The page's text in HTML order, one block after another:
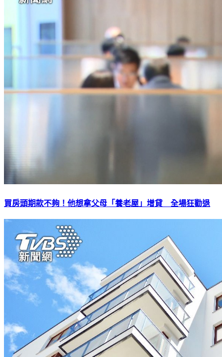
買房頭期款不夠！他想拿父母「養老屋」增貸 全場狂勸退